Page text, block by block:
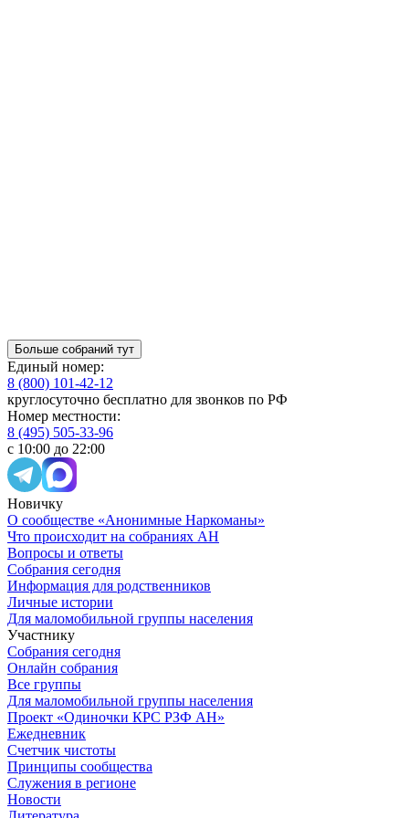
Больше собраний тут
Единый номер:
8 (800) 101-42-12
круглосуточно бесплатно для звонков по РФ
Номер местности:
8 (495) 505-33-96
с 10:00 до 22:00
Новичку
О сообществе «Анонимные Наркоманы»
Что происходит на собраниях АН
Вопросы и ответы
Собрания сегодня
Информация для родственников
Личные истории
Для маломобильной группы населения
Участнику
Собрания сегодня
Онлайн собрания
Все группы
Для маломобильной группы населения
Проект «Одиночки КРС РЗФ АН»
Ежедневник
Счетчик чистоты
Принципы сообщества
Служения в регионе
Новости